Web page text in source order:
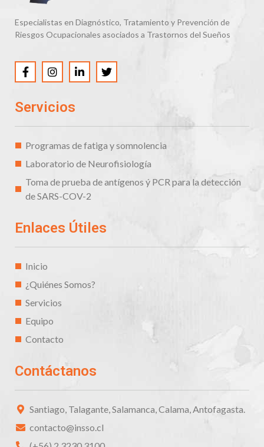
Especialistas en Diagnóstico, Tratamiento y Prevención de
Riesgos Ocupacionales asociados a Trastornos del Sueños
Servicios
Programas de fatiga y somnolencia
Laboratorio de Neurofisiología
Toma de prueba de antígenos ý PCR para la detección
de SARS-COV-2
Enlaces Útiles
Inicio
¿Quiénes Somos?
Servicios
Equipo
Contacto
Contáctanos
Santiago, Talagante, Salamanca, Calama, Antofagasta.
contacto@insso.cl